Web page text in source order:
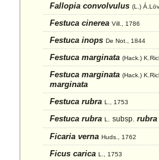
Fallopia convolvulus (L.)
Festuca cinerea Vill., 1786
Festuca inops De Not., 1844
Festuca marginata (Hack.)
Festuca marginata (Hack.)
marginata
Festuca rubra L., 1753
Festuca rubra L. subsp. rubra
Ficaria verna Huds., 1762
Ficus carica L., 1753